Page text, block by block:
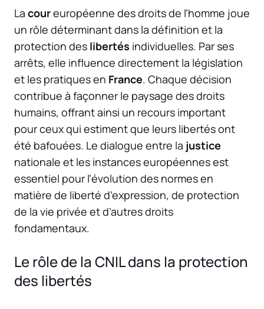
La coureuropéenne des droits de l’homme joue
un rôle déterminant dans la définition et la
protection des libertés individuelles. Par ses
arrêts, elle influence directement la législation
et les pratiques en France. Chaque décision
contribue à façonner le paysage des droits
humains, offrant ainsi un recours important
pour ceux qui estiment que leurs libertés ont
été bafouées. Le dialogue entre la justice
nationale et les instances européennes est
essentiel pour l’évolution des normes en
matière de liberté d’expression, de protection
de la vie privée et d’autres droits
fondamentaux.
Le rôle de la CNIL dans la protection
des libertés